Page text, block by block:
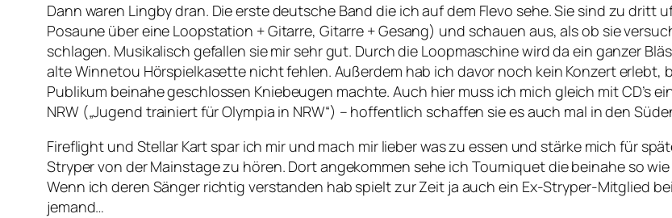
Dann waren Lingby dran. Die erste deutsche Band die ich auf dem Flevo sehe. Sie sind zu dritt
Posaune über eine Loopstation + Gitarre, Gitarre + Gesang) und schauen aus, als ob sie
schlagen. Musikalisch gefallen sie mir sehr gut. Durch die Loopmaschine wird da ein ganzer
alte Winnetou Hörspielkasette nicht fehlen. Außerdem hab ich davor noch kein Konzert erlebt,
Publikum beinahe geschlossen Kniebeugen machte. Auch hier muss ich mich gleich mit CD’s
NRW („Jugend trainiert für Olympia in NRW“) – hoffentlich schaffen sie es auch mal in den
Fireflight und Stellar Kart spar ich mir und mach mir lieber was zu essen und stärke mich für
Stryper von der Mainstage zu hören. Dort angekommen sehe ich Tourniquet die beinahe so
Wenn ich deren Sänger richtig verstanden hab spielt zur Zeit ja auch ein Ex-Stryper-Mitglied
jemand…